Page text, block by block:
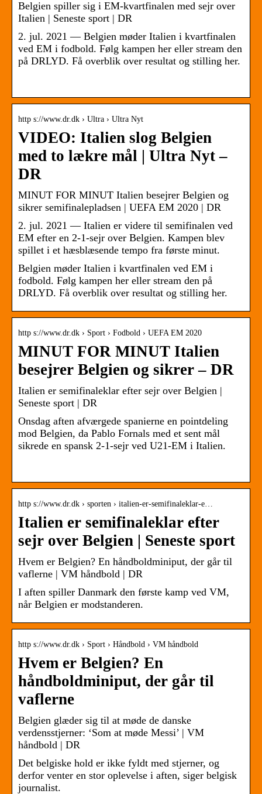
Belgien spiller sig i EM-kvartfinalen med sejr over
Italien | Seneste sport | DR
2. jul. 2021 — Belgien møder Italien i kvartfinalen
ved EM i fodbold. Følg kampen her eller stream den
på DRLYD. Få overblik over resultat og stilling her.
http s://www.dr.dk › Ultra › Ultra Nyt
VIDEO: Italien slog Belgien
med to lækre mål | Ultra Nyt –
DR
MINUT FOR MINUT Italien besejrer Belgien og
sikrer semifinalepladsen | UEFA EM 2020 | DR
2. jul. 2021 — Italien er videre til semifinalen ved
EM efter en 2-1-sejr over Belgien. Kampen blev
spillet i et hæsblæsende tempo fra første minut.
Belgien møder Italien i kvartfinalen ved EM i
fodbold. Følg kampen her eller stream den på
DRLYD. Få overblik over resultat og stilling her.
http s://www.dr.dk › Sport › Fodbold › UEFA EM 2020
MINUT FOR MINUT Italien
besejrer Belgien og sikrer – DR
Italien er semifinaleklar efter sejr over Belgien |
Seneste sport | DR
Onsdag aften afværgede spanierne en pointdeling
mod Belgien, da Pablo Fornals med et sent mål
sikrede en spansk 2-1-sejr ved U21-EM i Italien.
http s://www.dr.dk › sporten › italien-er-semifinaleklar-e…
Italien er semifinaleklar efter
sejr over Belgien | Seneste sport
Hvem er Belgien? En håndboldminiput, der går til
vaflerne | VM håndbold | DR
I aften spiller Danmark den første kamp ved VM,
når Belgien er modstanderen.
http s://www.dr.dk › Sport › Håndbold › VM håndbold
Hvem er Belgien? En
håndboldminiput, der går til
vaflerne
Belgien glæder sig til at møde de danske
verdensstjerner: ‘Som at møde Messi’ | VM
håndbold | DR
Det belgiske hold er ikke fyldt med stjerner, og
derfor venter en stor oplevelse i aften, siger belgisk
journalist.